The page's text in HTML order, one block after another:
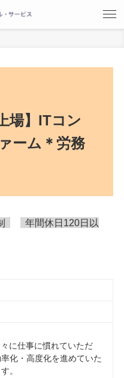
場】ITコン
ーム＊労務
年間休日120日以
に仕事に慣れていただ
化・高度化を進めていた
。